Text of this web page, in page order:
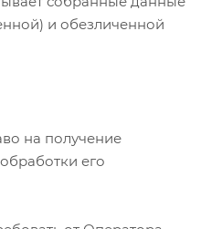
и обезличенной
на получение
его